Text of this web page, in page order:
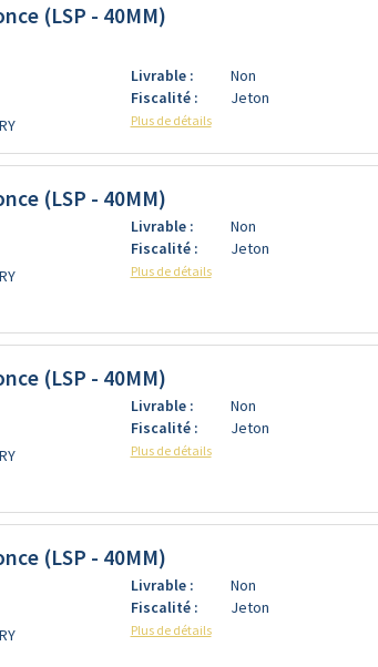
(LSP - 40MM)
Livrable :
Non
Fiscalité :
Jeton
Plus de détails
(LSP - 40MM)
Livrable :
Non
Fiscalité :
Jeton
Plus de détails
(LSP - 40MM)
Livrable :
Non
Fiscalité :
Jeton
Plus de détails
(LSP - 40MM)
Livrable :
Non
Fiscalité :
Jeton
Plus de détails